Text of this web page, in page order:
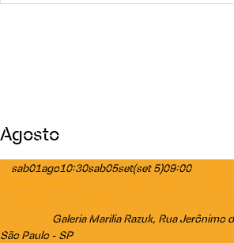
Agosto
sab01ago10:30sab05set(set 5)09:00
Galeria Marilia Razuk, Rua Jerônimo
São Paulo - SP